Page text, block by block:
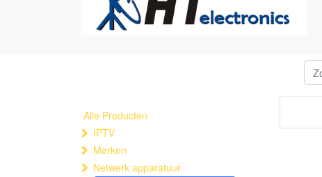
Alle Producten
IPTV
Merken
Netwerk apparatuur